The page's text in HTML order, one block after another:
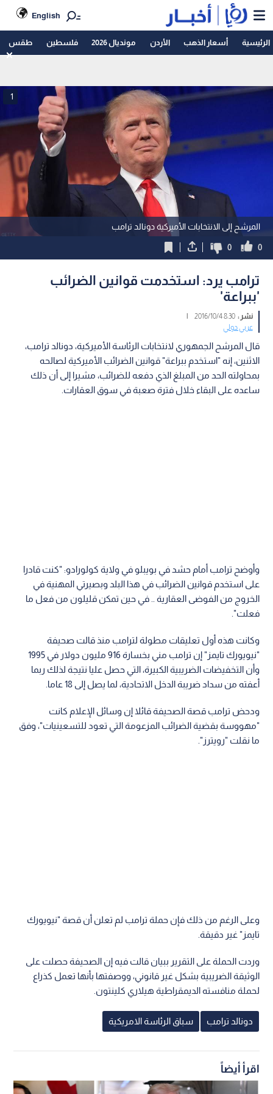
English
الرئيسية أسعار الذهب الأردن مونديال 2026 فلسطين طقس
المرشح إلى الانتخابات الأميركية دونالد ترامب
1
0
0
ترامب يرد: استخدمت قوانين الضرائب
'ببراعة'
نشر :8:30 2016/10/4
|
عربي دولي
قال المرشح الجمهوري لانتخابات الرئاسة الأميركية، دونالد ترامب،
الاثنين، إنه "استخدم ببراعة" قوانين الضرائب الأميركية لصالحه
بمحاولته الحد من المبلغ الذي دفعه للضرائب، مشيرا إلى أن ذلك
ساعده على البقاء خلال فترة صعبة في سوق العقارات.
وأوضح ترامب أمام حشد في بويبلو في ولاية كولورادو: "كنت قادرا
على استخدم قوانين الضرائب في هذا البلد وبصيرتي المهنية في
الخروج من الفوضى العقارية .. في حين تمكن قليلون من فعل ما
فعلت".
وكانت هذه أول تعليقات مطولة لترامب منذ قالت صحيفة
"نيويورك تايمز" إن ترامب مني بخسارة 916 مليون دولار في 1995
وأن التخفيضات الضريبية الكبيرة، التي حصل عليا نتيجة لذلك ربما
أعفته من سداد ضريبة الدخل الاتحادية، لما يصل إلى 18 عاما.
ودحض ترامب قصة الصحيفة قائلا إن وسائل الإعلام كانت
"مهووسة بقضية الضرائب المزعومة التي تعود للتسعينيات"، وفق
ما نقلت "رويترز".
وعلى الرغم من ذلك فإن حملة ترامب لم تعلن أن قصة "نيويورك
تايمز" غير دقيقة.
وردت الحملة على التقرير ببيان قالت فيه إن الصحيفة حصلت على
الوثيقة الضريبية بشكل غير قانوني، ووصفتها بأنها تعمل كذراع
لحملة منافسته الديمقراطية هيلاري كلينتون.
دونالد ترامب سباق الرئاسة الامريكية
اقرأ أيضاً